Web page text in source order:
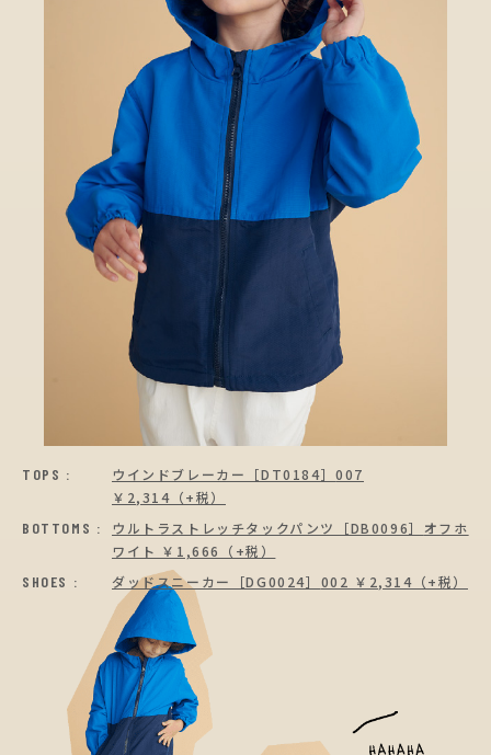
TOPS : ウインドブレーカー［DT0184］007
￥2,314（+税）
BOTTOMS :
ウルトラストレッチタックパンツ［DB0096］ オフホ
ワイト ￥1,666（+税）
SHOES :
ダッドスニーカー［DG0024］ 002 ￥2,314（+税）